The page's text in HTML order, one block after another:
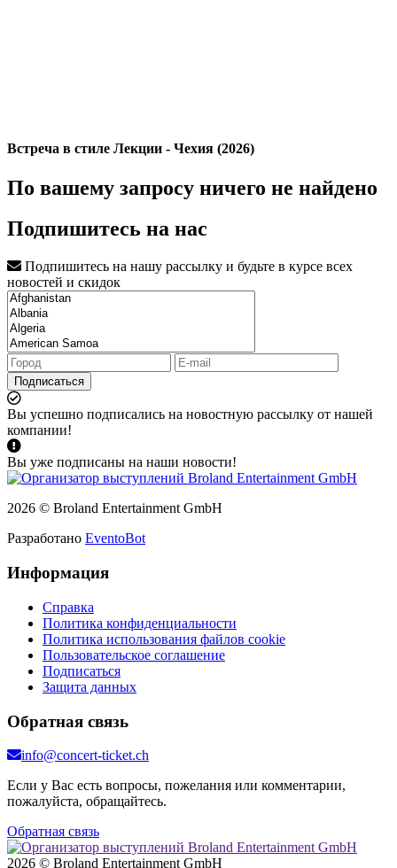
Встреча в стиле Лекции - Чехия (2026)
По вашему запросу ничего не найдено
Подпишитесь на нас
Подпишитесь на нашу рассылку и будьте в курсе всех
новостей и скидок
Подписаться
Вы успешно подписались на новостную рассылку от нашей
компании!
Вы уже подписаны на наши новости!
2026 © Broland Entertainment GmbH
Разработано EventoBot
Информация
Справка
Политика конфиденциальности
Политика использования файлов cookie
Пользовательское соглашение
Подписаться
Защита данных
Обратная связь
info@concert-ticket.ch
Если у Вас есть вопросы, пожелания или комментарии,
пожалуйста, обращайтесь.
Обратная связь
2026 © Broland Entertainment GmbH